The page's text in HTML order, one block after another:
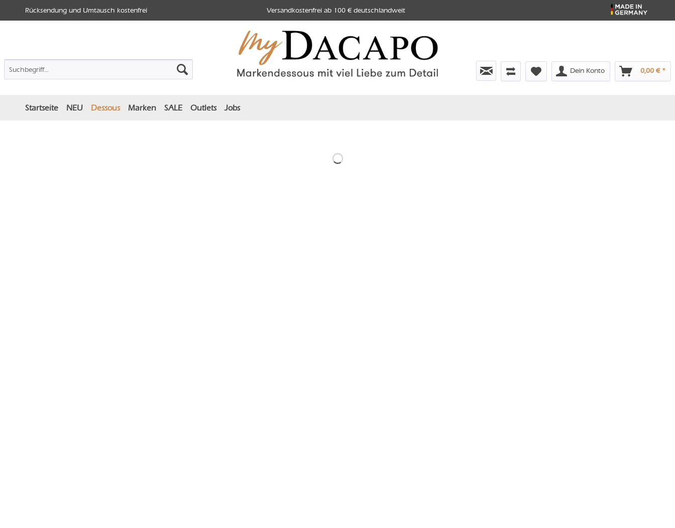
Rücksendung und Umtausch kostenfrei Versandkostenfrei ab 100 € deutschlandweit
Dein Konto 0,00 € *
Startseite NEU Dessous Marken SALE Outlets Jobs